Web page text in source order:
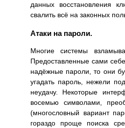
данных восстановления
свалить всё на законных
Атаки на пароли.
Многие системы
Предоставленные сами
надёжные пароли, то они
угадать пароль, нежели
неудачу. Некоторые
восемью символами,
(многословный вариант
гораздо проще поиска